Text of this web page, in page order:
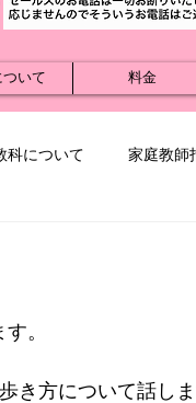
いて 料金
科について 家庭教師
す。
き方について話しま